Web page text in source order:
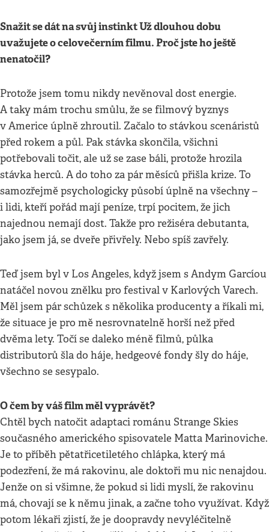
Snažit se dát na svůj instinkt Už dlouhou dobu
uvažujete o celovečerním filmu. Proč jste ho ještě
nenatočil?
Protože jsem tomu nikdy nevěnoval dost energie.
A taky mám trochu smůlu, že se filmový byznys
v Americe úplně zhroutil. Začalo to stávkou scenáristů
před rokem a půl. Pak stávka skončila, všichni
potřebovali točit, ale už se zase báli, protože hrozila
stávka herců. A do toho za pár měsíců přišla krize. To
samozřejmě psychologicky působí úplně na všechny –
i lidi, kteří pořád mají peníze, trpí pocitem, že jich
najednou nemají dost. Takže pro režiséra debutanta,
jako jsem já, se dveře přivřely. Nebo spíš zavřely.
Teď jsem byl v Los Angeles, když jsem s Andym Garcíou
natáčel novou znělku pro festival v Karlových Varech.
Měl jsem pár schůzek s několika producenty a říkali mi,
že situace je pro mě nesrovnatelně horší než před
dvěma lety. Točí se daleko méně filmů, půlka
distributorů šla do háje, hedgeové fondy šly do háje,
všechno se sesypalo.
O čem by váš film měl vyprávět?
Chtěl bych natočit adaptaci románu Strange Skies
současného amerického spisovatele Matta Marinoviche.
Je to příběh pětatřicetiletého chlápka, který má
podezření, že má rakovinu, ale doktoři mu nic nenajdou.
Jenže on si všimne, že pokud si lidi myslí, že rakovinu
má, chovají se k němu jinak, a začne toho využívat. Když
potom lékaři zjistí, že je doopravdy nevyléčitelně